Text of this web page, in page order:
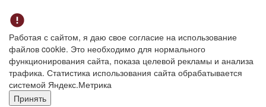
Работая с сайтом, я даю свое согласие на использование
файлов cookie. Это необходимо для нормального
функционирования сайта, показа целевой рекламы и анализа
трафика. Статистика использования сайта обрабатывается
системой Яндекс.Метрика
Принять